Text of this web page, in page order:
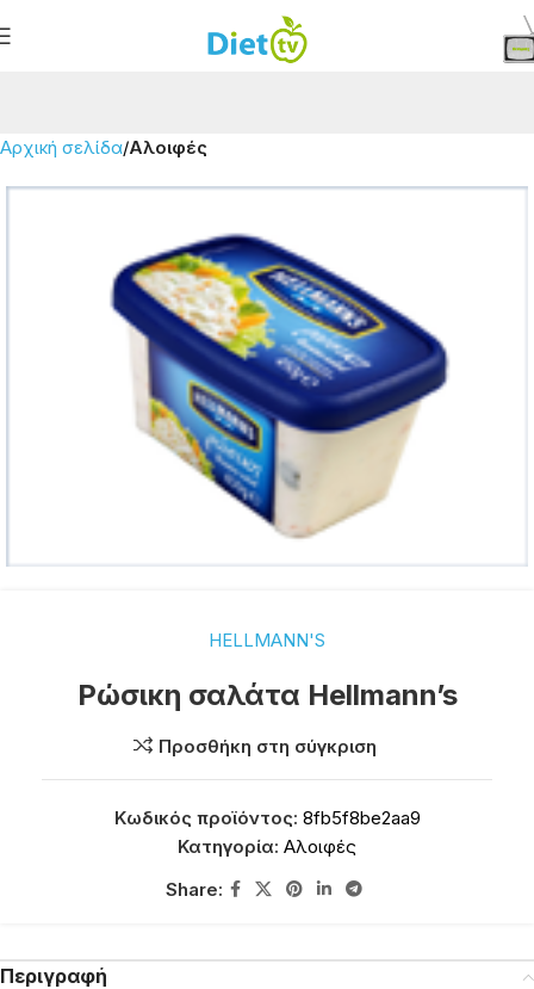
Αρχική σελίδα Αλοιφές
HELLMANN'S
Ρώσικη σαλάτα Hellmann’s
Προσθήκη στη σύγκριση
Κωδικός προϊόντος: 8fb5f8be2aa9
Κατηγορία: Αλοιφές
Share:
Περιγραφή